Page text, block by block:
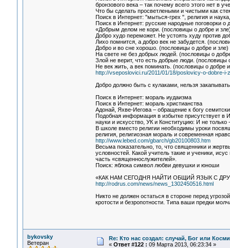
бронзового века – так почему всего этого нет в
Что бы сделать просветлеными и чистыми как
Поиск в Интернет: "мыться-грех ", религия и
Поиск в Интернет: русские народные поговорки о
«Добрым делом не кори. (пословицы о добре и
Добро худо переможет. Не устоять худу против
Лихо помнится, а добро век не забудется.
Добро и во сне хорошо. (пословицы о добре и зле)
На свете не без добрых людей. (пословицы о
Злой не верит, что есть добрые люди. (пословицы
Не век жить, а век поминать. (пословицы о добре
http://vseposlovici.ru/2011/01/18/poslovicy-o-dobre-i-
Добро должно быть с кулаками, нельзя
Поиск в Интернет: мораль иудаизма
Поиск в Интернет: мораль христианства
Адонай, Яхве-Иегова – обращение к богу
Подобная информация в избытке присутствует в
науки и искусство, УК и Конституцию: И не
В школе вместо религии необходимы уроки
религия, религиозная мораль и современная
http://www.lebed.com/gbarch/gb20100803.htm
Весьма показательно, то, что священники и
условностей. Какой учитель такие и ученики,
часть «священнослужителей».
Поиск: яблока символ любви девушки и юноши
«КАК НАМ СЕГОДНЯ НАЙТИ ОБЩИЙ ЯЗЫК С
http://rodrus.com/news/news_1302450516.html
Никто не должен остаться в стороне перед
кротости и безропотности. Типа ваши предки
bykovsky
Ветеран
Re: Кто нас создал: случай, Бог или
« Ответ #122 : 09 Марта 2013, 06:23:34 »